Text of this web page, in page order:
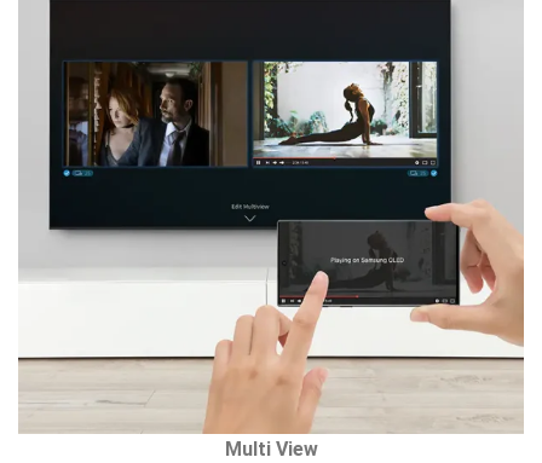
Multi View